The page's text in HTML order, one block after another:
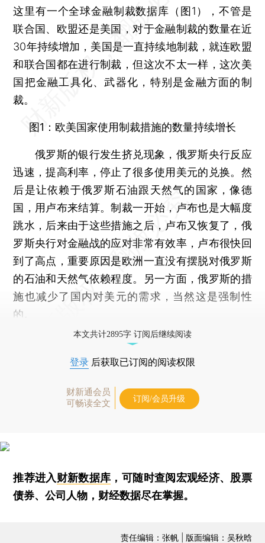
这里有一个全球金融制裁数据库（图1），不管是
联合国、欧盟还是美国，对于金融制裁的数量在近
30年持续增加，美国是一直持续地制裁，就连欧盟
和联合国都在进行制裁，但这次不太一样，这次美
国把金融工具化、武器化，特别是金融方面的制
裁。
图1：欧美国家使用制裁措施的数量持续增长
俄罗斯的银行发生挤兑现象，俄罗斯央行反应
迅速，提高利率，停止了很多使用美元的兑换。然
后是让依赖于俄罗斯石油跟天然气的国家，像德
国，用卢布来结算。制裁一开始，卢布也是大幅度
跳水，后来由于这些措施之后，卢布又恢复了，俄
罗斯央行对金融战的应对非常有效率，卢布很快回
到了高点，重要原因是欧洲一直没有摆脱对俄罗斯
的石油和天然气依赖程度。另一方面，俄罗斯的措
施也减少了国内对美元的需求，当然这是强制性
的。
本文共计2895字 订阅后继续阅读
登录 后获取已订阅的阅读权限
财新通会员
可畅读全文
订阅/会员升级
推荐进入财新数据库 ，可随时查阅宏观经济、股票
债券、公司人物，财经数据尽在掌握。
责任编辑：张帆 | 版面编辑：吴秋晗